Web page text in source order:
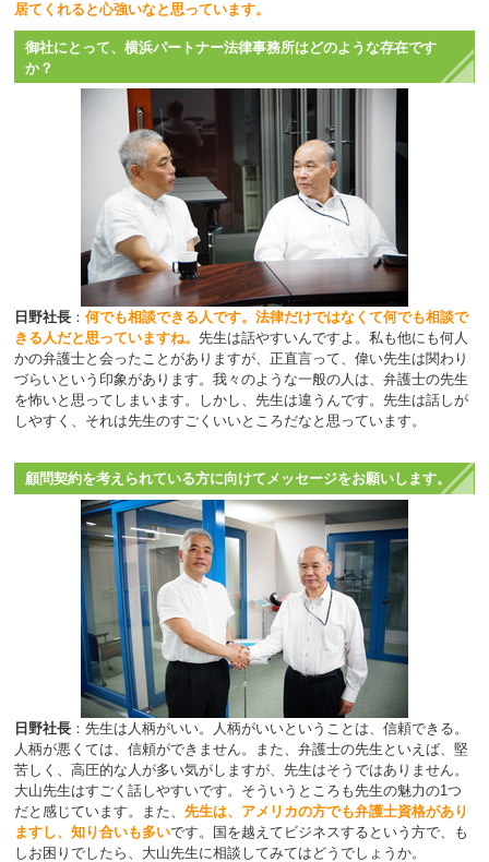
居てくれると心強いなと思っています。
御社にとって、横浜パートナー法律事務所はどのような存在です
か？
日野社長 ：何でも相談できる人です。法律だけではなくて何でも相談で
きる人だと思っていますね。先生は話やすいんですよ。私も他にも何人
かの弁護士と会ったことがありますが、正直言って、偉い先生は関わり
づらいという印象があります。我々のような一般の人は、弁護士の先生
を怖いと思ってしまいます。しかし、先生は違うんです。先生は話しが
しやすく、それは先生のすごくいいところだなと思っています。
顧問契約を考えられている方に向けてメッセージをお願いします。
日野社長 ：先生は人柄がいい。人柄がいいということは、信頼できる。
人柄が悪くては、信頼ができません。また、弁護士の先生といえば、堅
苦しく、高圧的な人が多い気がしますが、先生はそうではありません。
大山先生はすごく話しやすいです。そういうところも先生の魅力の1つ
だと感じています。また、先生は、アメリカの方でも弁護士資格があり
ますし、知り合いも多いです。国を越えてビジネスするという方で、も
しお困りでしたら、大山先生に相談してみてはどうでしょうか。